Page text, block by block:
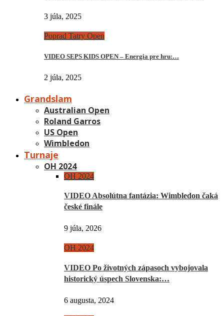
3 júla, 2025
Poprad Tatry Open
VIDEO SEPS KIDS OPEN – Energia pre hru:…
2 júla, 2025
Grandslam
Australian Open
Roland Garros
US Open
Wimbledon
Turnaje
OH 2024
OH 2024
VIDEO Absolútna fantázia: Wimbledon čaká
české finále
9 júla, 2026
OH 2024
VIDEO Po životných zápasoch vybojovala
historický úspech Slovenska:…
6 augusta, 2024